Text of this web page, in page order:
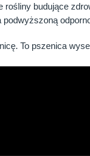
budujące
To pszenica